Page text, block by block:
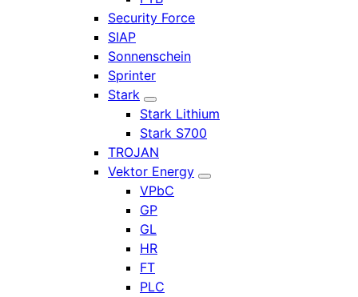
Security Force
SIAP
Sonnenschein
Sprinter
Stark
Stark Lithium
Stark S700
TROJAN
Vektor Energy
VPbC
GP
GL
HR
FT
PLC